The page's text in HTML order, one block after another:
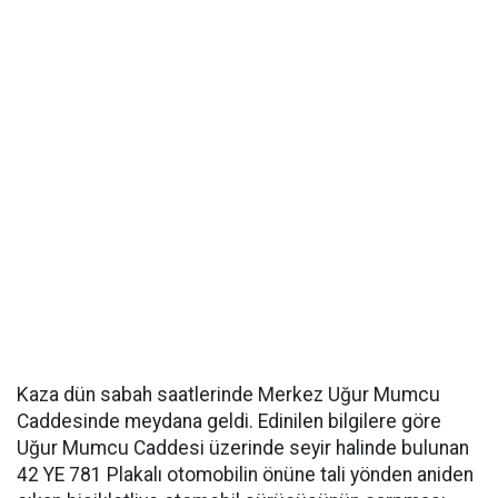
Kaza dün sabah saatlerinde Merkez Uğur Mumcu
Caddesinde meydana geldi. Edinilen bilgilere göre
Uğur Mumcu Caddesi üzerinde seyir halinde bulunan
42 YE 781 Plakalı otomobilin önüne tali yönden aniden